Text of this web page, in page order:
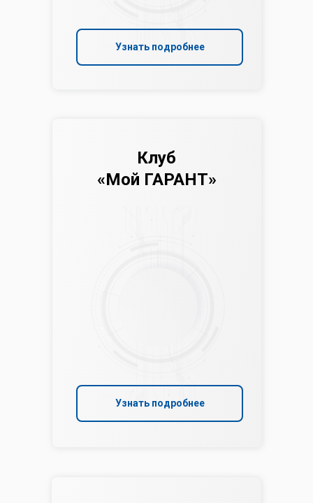
Узнать подробнее
Клуб
«Мой ГАРАНТ»
Узнать подробнее